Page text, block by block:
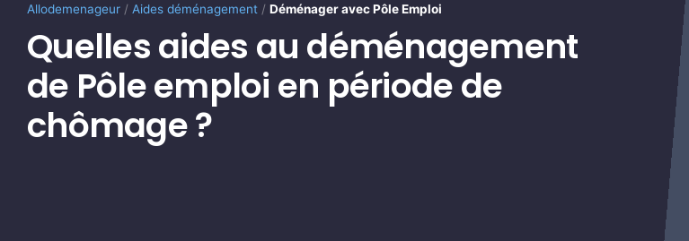
Allodemenageur / Aides déménagement / Déménager avec Pôle Emploi
Quelles aides au déménagement
de Pôle emploi en période de
chômage ?